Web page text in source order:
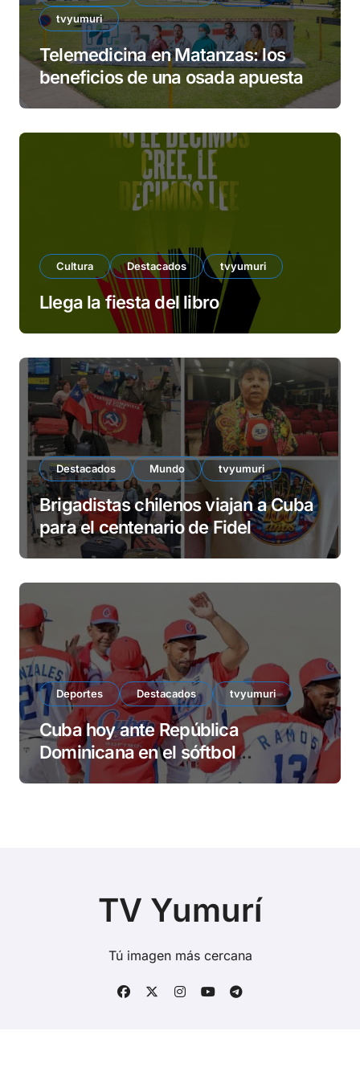
tvyumuri
Telemedicina en Matanzas: los
beneficios de una osada apuesta
Cultura Destacados tvyumuri
Llega la fiesta del libro
Destacados Mundo tvyumuri
Brigadistas chilenos viajan a Cuba
para el centenario de Fidel
Deportes Destacados tvyumuri
Cuba hoy ante República
Dominicana en el sóftbol
centrocaribeño
TV Yumurí
Tú imagen más cercana